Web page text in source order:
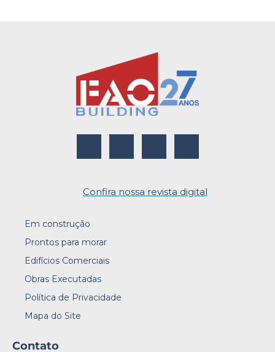
Confira nossa revista digital
Em construção
Prontos para morar
Edifícios Comerciais
Obras Executadas
Política de Privacidade
Mapa do Site
Contato